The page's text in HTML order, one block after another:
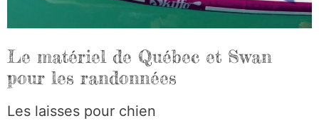
Le matériel de Québec et Swan
pour les randonnées
Les laisses pour chien